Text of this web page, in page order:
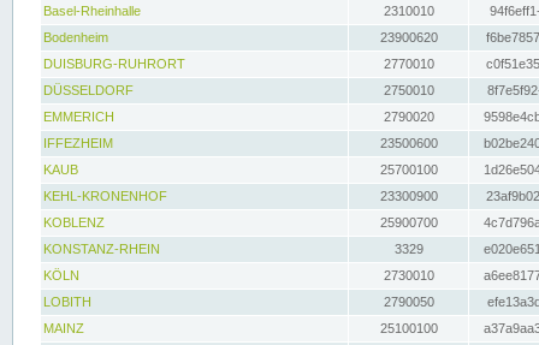
Basel-Rheinhalle
2310010
Bodenheim
23900620
DUISBURG-RUHRORT
2770010
DÜSSELDORF
2750010
EMMERICH
2790020
IFFEZHEIM
23500600
KAUB
25700100
KEHL-KRONENHOF
23300900
KOBLENZ
25900700
KONSTANZ-RHEIN
3329
KÖLN
2730010
LOBITH
2790050
MAINZ
25100100